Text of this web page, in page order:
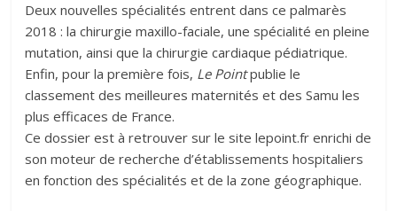
Deux nouvelles spécialités entrent dans ce palmarès
2018 : la chirurgie maxillo-faciale, une spécialité en pleine
mutation, ainsi que la chirurgie cardiaque pédiatrique.
Enfin, pour la première fois, Le Pointpublie le
classement des meilleures maternités et des Samu les
plus efficaces de France.
Ce dossier est à retrouver sur le site lepoint.fr enrichi de
son moteur de recherche d’établissements hospitaliers
en fonction des spécialités et de la zone géographique.